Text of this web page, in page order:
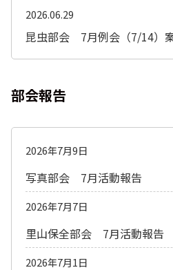
昆虫部会 7月例会（7/14）
2026.06.29
部会報告
2026年7月9日
写真部会 7月活動報告
2026年7月7日
里山保全部会 7月活動報告
2026年7月1日